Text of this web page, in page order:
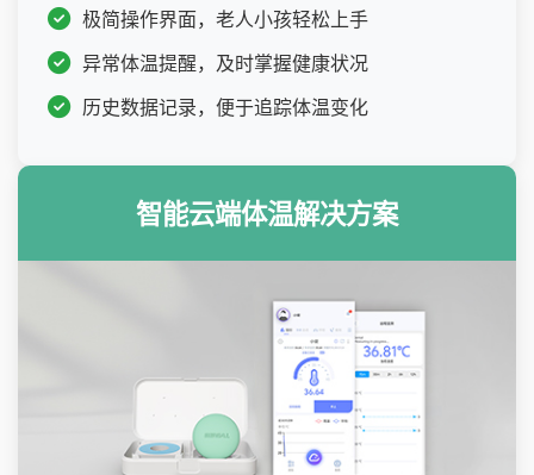
极简操作界面，老人小孩轻松上手
异常体温提醒，及时掌握健康状况
历史数据记录，便于追踪体温变化
智能云端体温解决方案